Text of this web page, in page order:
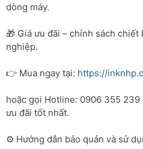
dòng máy.
🎁 Giá ưu đãi – chính sách chiết
nghiệp.
👉 Mua ngay tại: https://
hoặc gọi Hotline: 0906 355 239
ưu đãi tốt nhất.
⚙️ Hướng dẫn bảo quản và sử